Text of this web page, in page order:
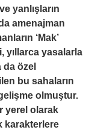
yanlışların
amenajman
‘Mak’
yıllarca yasalarla
da özel
bu sahaların
olmuştur.
yerel olarak
karakterlere